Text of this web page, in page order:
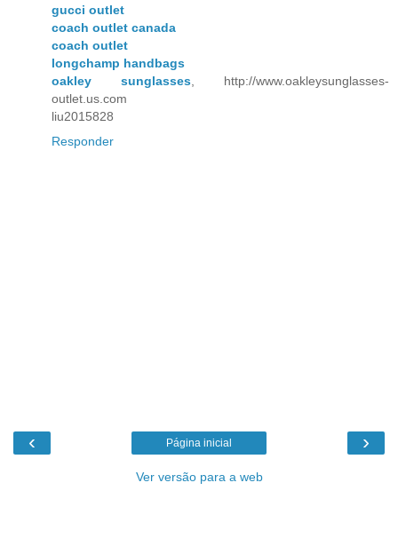
gucci outlet
coach outlet canada
coach outlet
longchamp handbags
oakley sunglasses , http://www.oakleysunglasses-
outlet.us.com
liu2015828
Responder
‹ ›
Página inicial
Ver versão para a web